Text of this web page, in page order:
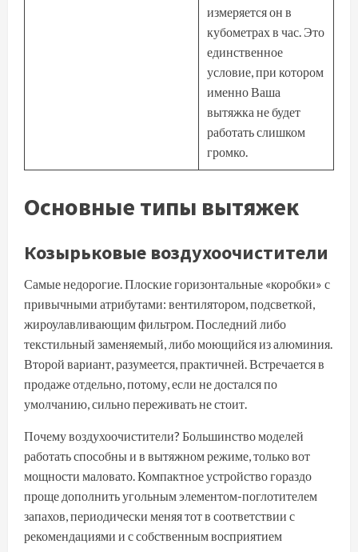
измеряется он в
кубометрах в час. Это
единственное
условие, при котором
именно Ваша
вытяжка не будет
работать слишком
громко.
Основные типы вытяжек
Козырьковые воздухоочистители
Самые недорогие. Плоские горизонтальные «коробки» с
привычными атрибутами: вентилятором, подсветкой,
жироулавливающим фильтром. Последний либо
текстильный заменяемый, либо моющийся из алюминия.
Второй вариант, разумеется, практичней. Встречается в
продаже отдельно, потому, если не достался по
умолчанию, сильно переживать не стоит.
Почему воздухоочистители? Большинство моделей
работать способны и в вытяжном режиме, только вот
мощности маловато. Компактное устройство гораздо
проще дополнить угольным элементом-поглотителем
запахов, периодически меняя тот в соответствии с
рекомендациями и с собственным восприятием